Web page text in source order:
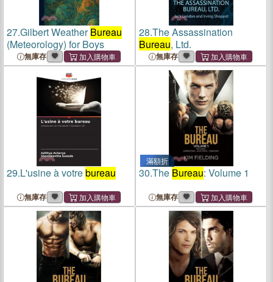
27.Gilbert WeatherBureau
(Meteorology) for Boys
無庫存
28.The Assassination
Bureau, Ltd.
無庫存
29.L'usine à votrebureau
無庫存
滿額折
30.The Bureau: Volume 1
無庫存